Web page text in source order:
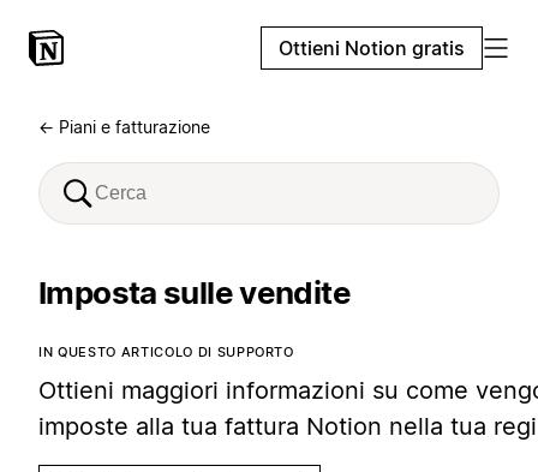
Ottieni Notion gratis
← Piani e fatturazione
Imposta sulle vendite
IN QUESTO ARTICOLO DI SUPPORTO
Ottieni maggiori informazioni su come
imposte alla tua fattura Notion nella tua